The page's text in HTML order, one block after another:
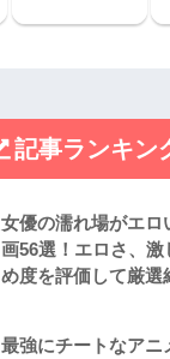
記事ランキン
女優の濡れ場がエロ
画56選！エロさ、激
め度を評価して厳選
最強にチートなアニ